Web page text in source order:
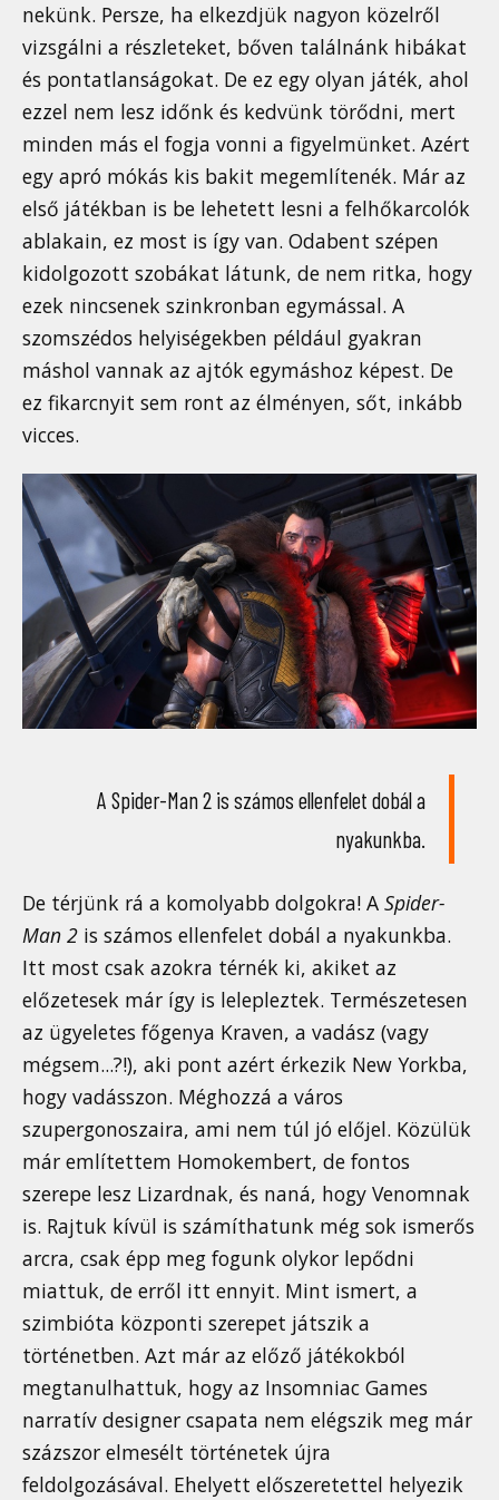
nekünk. Persze, ha elkezdjük nagyon közelről
vizsgálni a részleteket, bőven találnánk hibákat
és pontatlanságokat. De ez egy olyan játék, ahol
ezzel nem lesz időnk és kedvünk törődni, mert
minden más el fogja vonni a figyelmünket. Azért
egy apró mókás kis bakit megemlítenék. Már az
első játékban is be lehetett lesni a felhőkarcolók
ablakain, ez most is így van. Odabent szépen
kidolgozott szobákat látunk, de nem ritka, hogy
ezek nincsenek szinkronban egymással. A
szomszédos helyiségekben például gyakran
máshol vannak az ajtók egymáshoz képest. De
ez fikarcnyit sem ront az élményen, sőt, inkább
vicces.
A Spider-Man 2 is számos ellenfelet dobál a
nyakunkba.
De térjünk rá a komolyabb dolgokra! A Spider-
Man 2 is számos ellenfelet dobál a nyakunkba.
Itt most csak azokra térnék ki, akiket az
előzetesek már így is lelepleztek. Természetesen
az ügyeletes főgenya Kraven, a vadász (vagy
mégsem...?!), aki pont azért érkezik New Yorkba,
hogy vadásszon. Méghozzá a város
szupergonoszaira, ami nem túl jó előjel. Közülük
már említettem Homokembert, de fontos
szerepe lesz Lizardnak, és naná, hogy Venomnak
is. Rajtuk kívül is számíthatunk még sok ismerős
arcra, csak épp meg fogunk olykor lepődni
miattuk, de erről itt ennyit. Mint ismert, a
szimbióta központi szerepet játszik a
történetben. Azt már az előző játékokból
megtanulhattuk, hogy az Insomniac Games
narratív designer csapata nem elégszik meg már
százszor elmesélt történetek újra
feldolgozásával. Ehelyett előszeretettel helyezik